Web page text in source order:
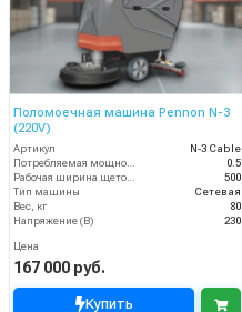
Поломоечная машина Pennon N-3
(220V)
Артикул
N-3 Cable
Потребляемая мощность (кВт)
0.5
Рабочая ширина щеток (мм)
500
Тип машины
Сетевая
Вес, кг
80
Напряжение (В)
230
Цена
167 000 руб.
Купить